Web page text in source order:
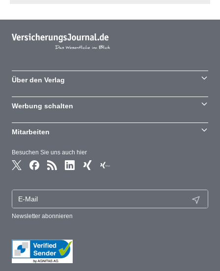
Besuchen Sie uns auch hier
Newsletter abonnieren
Über den Verlag
Werbung schalten
Mitarbeiten